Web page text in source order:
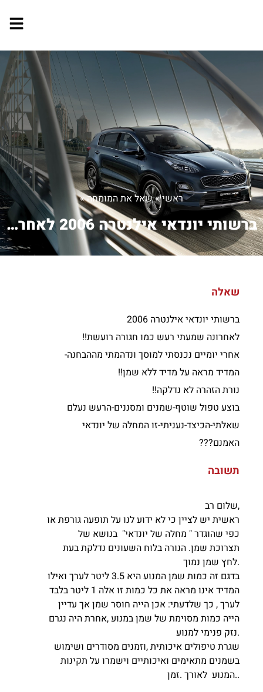
ראשי»שאל את המומחה»
ברשותי יונדאי אילנטרה 2006 לאחרונה...
שאלה
ברשותי יונדאי אילנטרה 2006
לאחרונה שמעתי רעש כמו חגורה רועשת!!
אחרי יומיים נכנסתי למוסך ונדהמתי מההבחנה-
המדיד מראה על מדיד ללא שמן!!
נורת הזהרה לא נדלקה!!
בוצע טפול שוטף-שמנים ומסננים-הרעש נעלם
שאלתי-הכיצד-נעניתי-זו המחלה של יונדאי
האמנם???
תשובה
שלום רב,
ראשית יש לציין כי לא ידוע לנו על תופעה גורפת או
כפי שהוגדר " מחלה של יונדאי" בנושא של
תצרוכת שמן. הנורה בלוח השעונים נדלקת בעת
לחץ שמן נמוך.
בדגם זה כמות שמן המנוע היא 3.5 ליטר לערך ואילו
המדיד אינו מראה את כל כמות זו אלה 1 ליטר בלבד
לערך , כך שלדעתי: אכן הייה חוסר שמן אך עדיין
הייה כמות מסוימת של שמן במנוע ,אחרת היה נגרם
נזק פנימי למנוע.
שגרת טיפולים איכותית ,וזמנים מסודרים ושימוש
בשמנים מתאימים ואיכותיים וישמרו על תקינות
המנוע לאורך .זמן..